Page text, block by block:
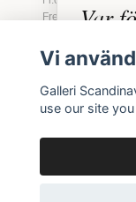
Fre 11-18 · Lör 11-
Marstrand
2026
Tis-Fre 11-18 ·
Var
offentligt.
Inga
Vi
Galleri
use our site